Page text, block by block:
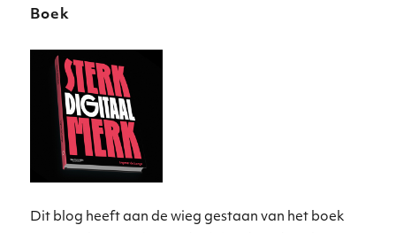
Boek
Dit blog heeft aan de wieg gestaan van het boek